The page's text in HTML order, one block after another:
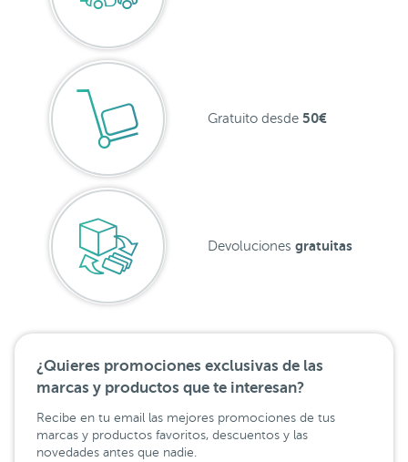
Gratuito desde 50€
Devoluciones gratuitas
¿Quieres promociones exclusivas de las
marcas y productos que te interesan?
Recibe en tu email las mejores promociones de tus
marcas y productos favoritos, descuentos y las
novedades antes que nadie.